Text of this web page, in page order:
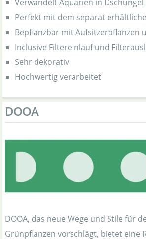
Verwandelt Aquarien in Dschungel
Perfekt mit dem separat
Bepflanzbar mit Aufsitzerpflanzen
Inclusive Filtereinlauf und
Sehr dekorativ
Hochwertig verarbeitet
DOOA
DOOA, das neue Wege und Stile für
Grünpflanzen vorschlägt, bietet eine